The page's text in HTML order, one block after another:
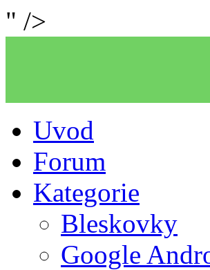
" />
Uvod
Forum
Kategorie
Bleskovky
Google